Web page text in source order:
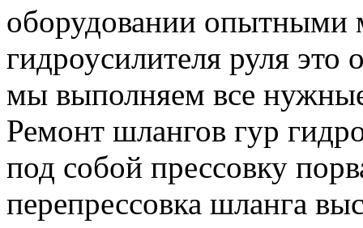
оборудовании опытными
гидроусилителя руля
мы выполняем все
Ремонт шлангов гур
под собой прессовку
перепрессовка шланга